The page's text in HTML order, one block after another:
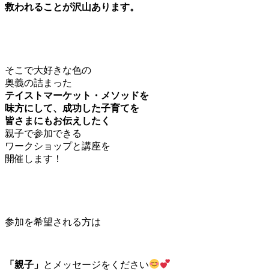
救われることが沢山あります。
そこで大好きな色の
奥義の詰まった
テイストマーケット・メソッドを
味方にして、成功した子育てを
皆さまにもお伝えしたく
親子で参加できる
ワークショップと講座を
開催します！
参加を希望される方は
「親子」 とメッセージをください